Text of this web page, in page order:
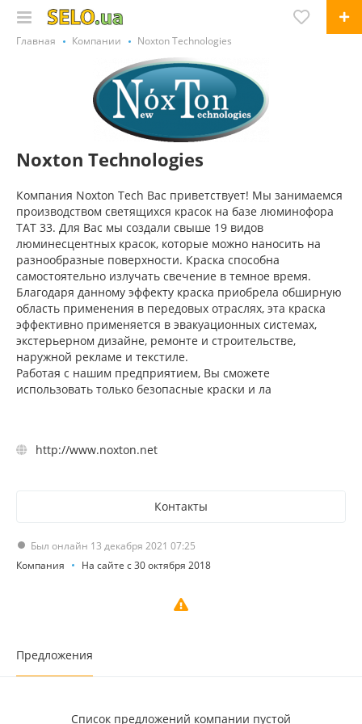
Главная Компании Noxton Technologies
Noxton Technologies
Компания Noxton Tech Вас приветствует! Мы занимаемся
производством светящихся красок на базе люминофора
ТАТ 33. Для Вас мы создали свыше 19 видов
люминесцентных красок, которые можно наносить на
разнообразные поверхности. Краска способна
самостоятельно излучать свечение в темное время.
Благодаря данному эффекту краска приобрела обширную
область применения в передовых отраслях, эта краска
эффективно применяется в эвакуационных системах,
экстерьерном дизайне, ремонте и строительстве,
наружной рекламе и текстиле.
Работая с нашим предприятием, Вы сможете
использовать только безопасные краски и ла
http://www.noxton.net
Контакты
Был онлайн 13 декабря 2021 07:25
Компания
На сайте с 30 октября 2018
Предложения
Список предложений компании пустой